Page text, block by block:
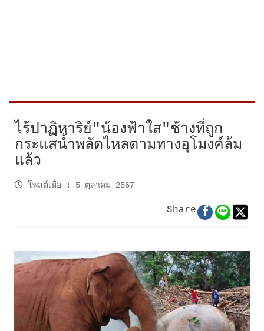
ไร้ปาฏิหาริย์"น้องฟ้าใส"ช้างที่ถูก
กระแสน้ำพลัดไหลตามทางอุโมงค์ล้ม
แล้ว
โพสต์เมื่อ : 5 ตุลาคม 2567
Share